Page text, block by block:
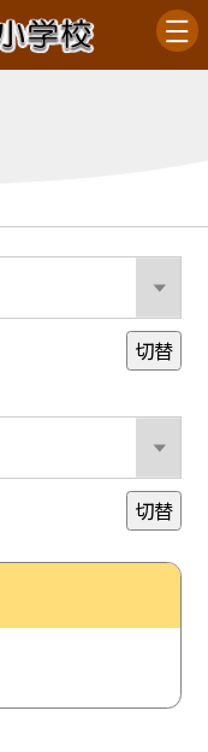
切替
切替